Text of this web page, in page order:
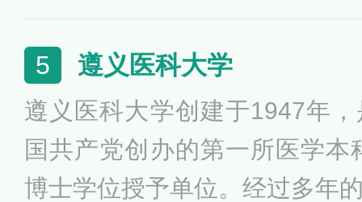
养模式改革试点高校、教育部
高校、中国政府奖学金来华留
生教育培养计划试点高校、国
项目。
5 遵义医科大学
遵义医科大学创建于1947年
国共产党创办的第一所医学本
博士学位授予单位。经过多年